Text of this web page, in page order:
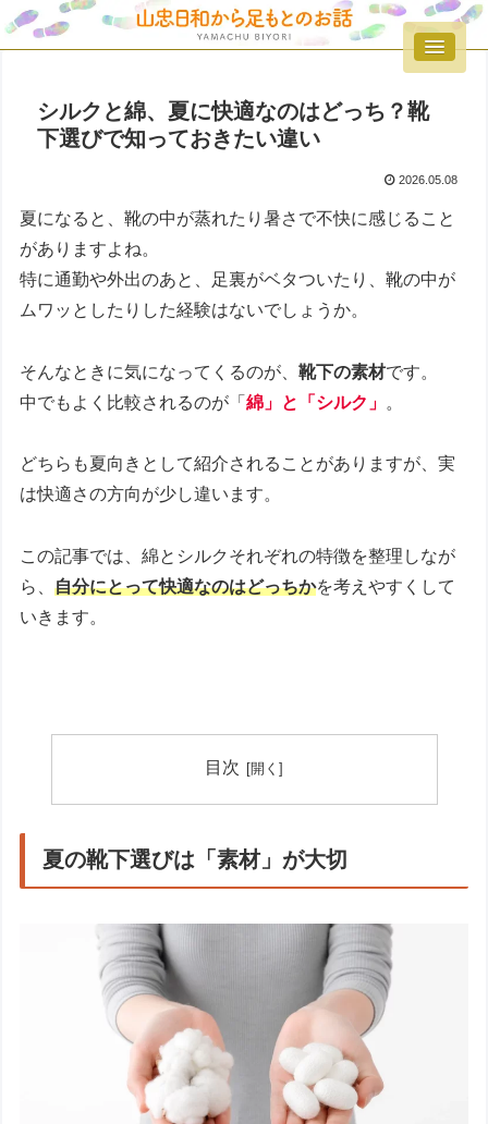
シルクと綿、夏に快適なのはどっち？靴
下選びで知っておきたい違い
2026.05.08
夏になると、靴の中が蒸れたり暑さで不快に感じること
がありますよね。
特に通勤や外出のあと、足裏がベタついたり、靴の中が
ムワッとしたりした経験はないでしょうか。
そんなときに気になってくるのが、靴下の素材です。
中でもよく比較されるのが「綿」と「シルク」 。
どちらも夏向きとして紹介されることがありますが、実
は快適さの方向が少し違います。
この記事では、綿とシルクそれぞれの特徴を整理しなが
ら、自分にとって快適なのはどっちかを考えやすくして
いきます。
目次
夏の靴下選びは「素材」が大切